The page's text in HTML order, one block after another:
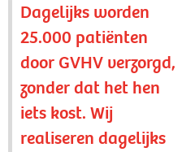
Dagelijks worden
25.000 patiënten
door GVHV verzorgd,
zonder dat het hen
iets kost. Wij
realiseren dagelijks